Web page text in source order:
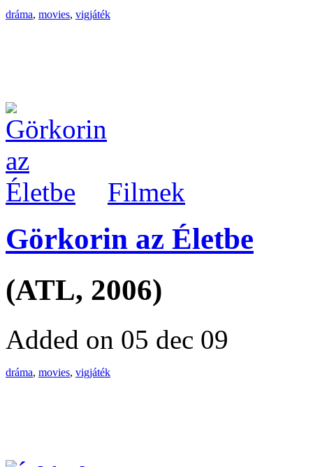
dráma, movies, vigjáték
Filmek
Görkorin az Életbe
(ATL, 2006)
Added on 05 dec 09
dráma, movies, vigjáték